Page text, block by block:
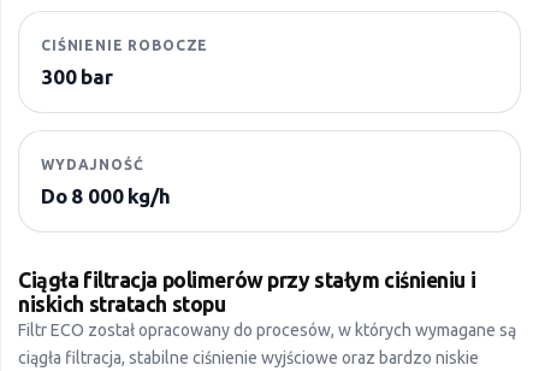
CIŚNIENIE ROBOCZE
300 bar
WYDAJNOŚĆ
Do 8 000 kg/h
Ciągła filtracja polimerów przy stałym ciśnieniu i
niskich stratach stopu
Filtr ECO został opracowany do procesów, w których wymagane są
ciągła filtracja, stabilne ciśnienie wyjściowe oraz bardzo niskie